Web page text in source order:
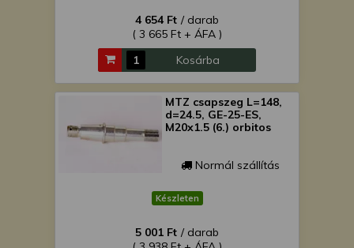
4 654 Ft / darab
( 3 665 Ft + ÁFA )
Kosárba
MTZ csapszeg L=148,
d=24.5, GE-25-ES,
M20x1.5 (6.) orbitos
Normál szállítás
Készleten
5 001 Ft / darab